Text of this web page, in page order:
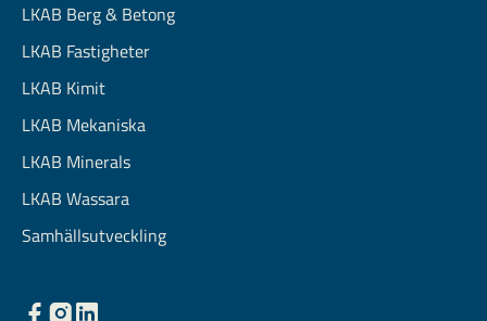
LKAB Berg & Betong
LKAB Fastigheter
LKAB Kimit
LKAB Mekaniska
LKAB Minerals
LKAB Wassara
Samhällsutveckling